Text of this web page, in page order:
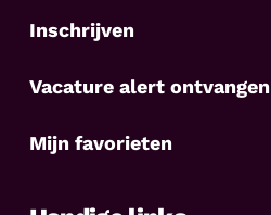
Inschrijven
Vacature alert ontvangen
Mijn favorieten